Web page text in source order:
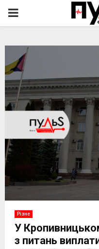
PRIMARY
Різне
У
з питань